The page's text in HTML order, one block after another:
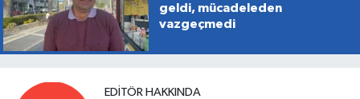
geldi, mücadeleden
vazgeçmedi
EDITÖR HAKKINDA